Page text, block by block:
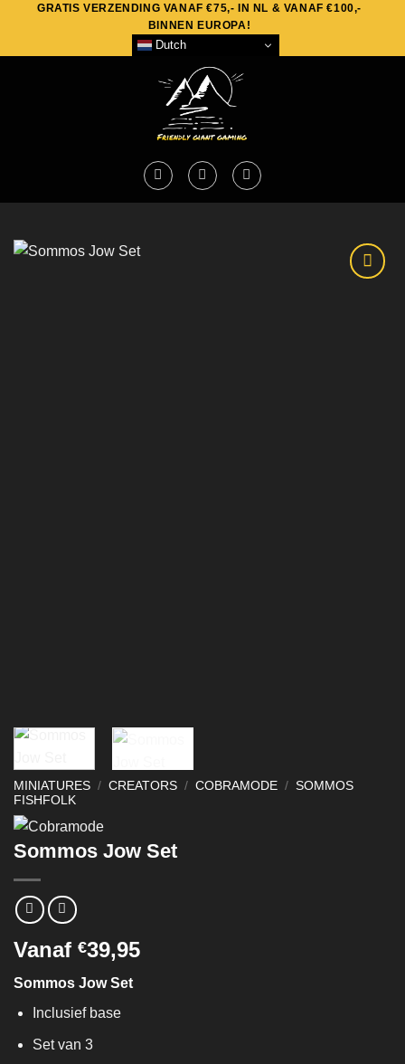
content
GRATIS VERZENDING VANAF €75,- IN NL & VANAF €100,-
BINNEN EUROPA!
Dutch
MINIATURES / CREATORS / COBRAMODE / SOMMOS
FISHFOLK
Sommos Jow Set
Vanaf €39,95
Sommos Jow Set
Inclusief base
Set van 3